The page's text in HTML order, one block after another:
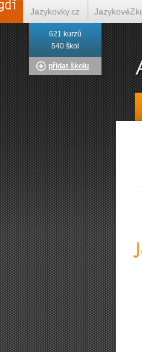
621 kurzů
540 škol
přidat školu
Jazykovky.cz
Italština on-line